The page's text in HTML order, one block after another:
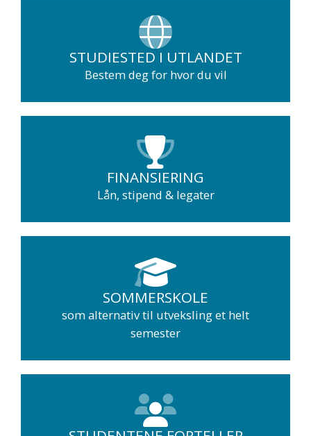
STUDIESTED I UTLANDET
Bestem deg for hvor du vil
FINANSIERING
Lån, stipend & legater
SOMMERSKOLE
som alternativ til utveksling et helt
semester